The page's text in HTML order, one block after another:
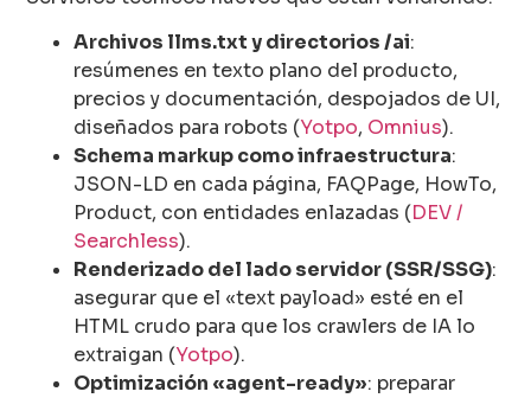
Archivos llms.txt y directorios /ai:
resúmenes en texto plano del producto,
precios y documentación, despojados de UI,
diseñados para robots (Yotpo, Omnius).
Schema markup como infraestructura:
JSON-LD en cada página, FAQPage, HowTo,
Product, con entidades enlazadas (DEV /
Searchless).
Renderizado del lado servidor (SSR/SSG):
asegurar que el «text payload» esté en el
HTML crudo para que los crawlers de IA lo
extraigan (Yotpo).
Optimización «agent-ready»: preparar